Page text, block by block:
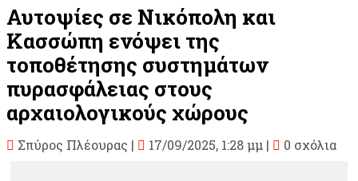
Αυτοψίες σε Νικόπολη και
Κασσώπη ενόψει της
τοποθέτησης συστημάτων
πυρασφάλειας στους
αρχαιολογικούς χώρους
Σπύρος Πλέουρας | 17/09/2025, 1:28 μμ | 0 σχόλια